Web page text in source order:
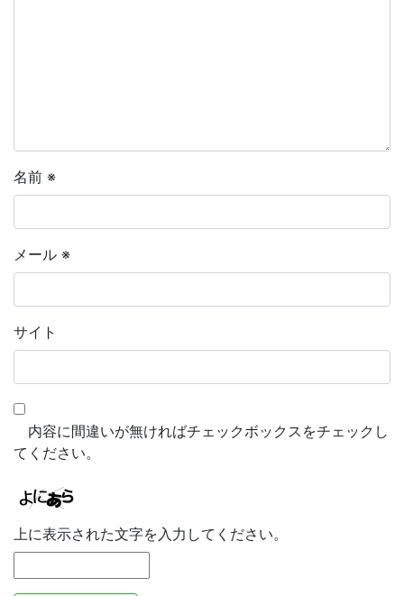
名前 ※
メール ※
サイト
内容に間違いが無ければチェックボックスをチェックし
てください。
上に表示された文字を入力してください。